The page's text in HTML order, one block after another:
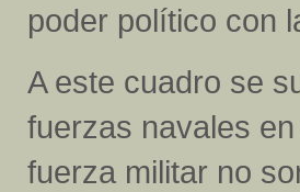
poder político con
A este cuadro se
fuerzas navales
fuerza militar no